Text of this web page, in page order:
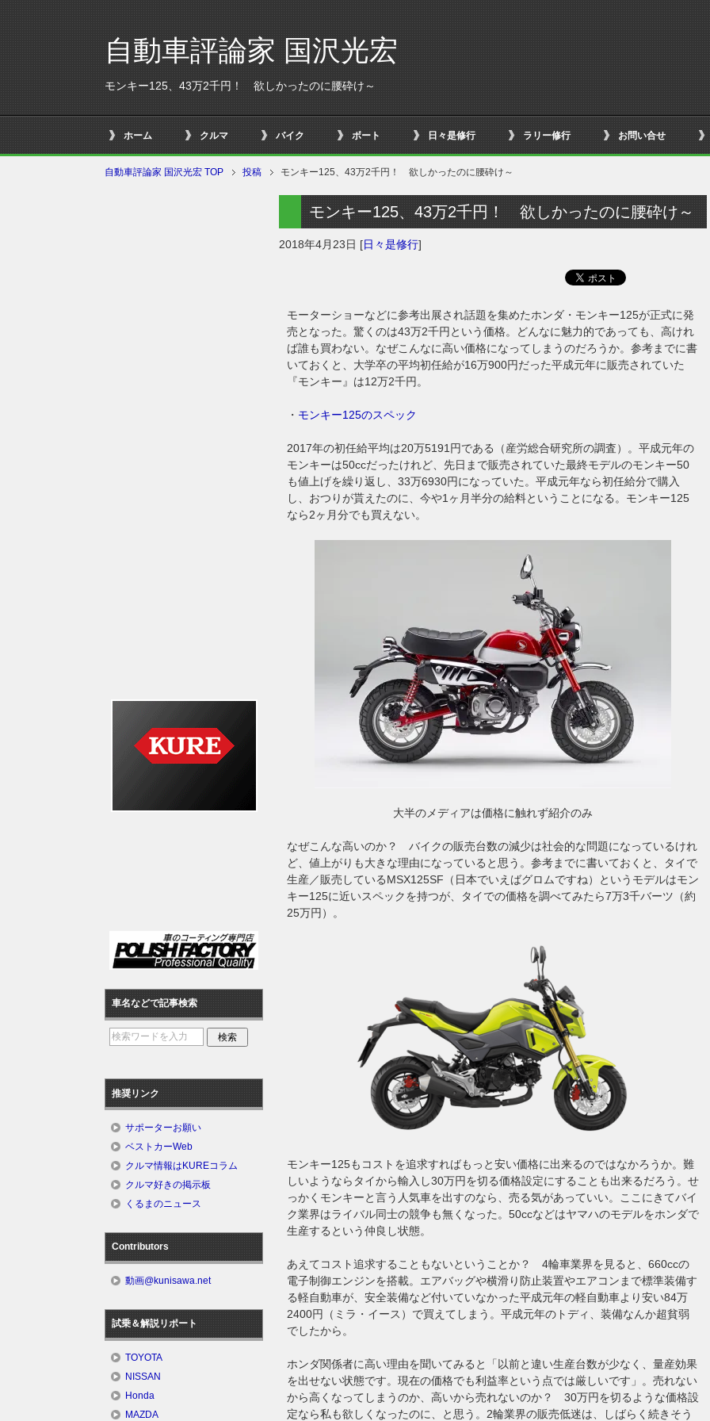
自動車評論家 国沢光宏
モンキー125、43万2千円！ 欲しかったのに腰砕け～
ホーム クルマ バイク ボート 日々是修行 ラリー修行 お問い合せ
自動車評論家 国沢光宏 TOP 投稿 モンキー125、43万2千円！ 欲しかったのに腰砕け～
モンキー125、43万2千円！ 欲しかったのに腰砕け～
2018年4月23日 [日々是修行]
モーターショーなどに参考出展され話題を集めたホンダ・モンキー125が正式に発
売となった。驚くのは43万2千円という価格。どんなに魅力的であっても、高けれ
ば誰も買わない。なぜこんなに高い価格になってしまうのだろうか。参考までに書
いておくと、大学卒の平均初任給が16万900円だった平成元年に販売されていた
『モンキー』は12万2千円。
・ モンキー125のスペック
2017年の初任給平均は20万5191円である（産労総合研究所の調査）。平成元年の
モンキーは50ccだったけれど、先日まで販売されていた最終モデルのモンキー50
も値上げを繰り返し、33万6930円になっていた。平成元年なら初任給分で購入
し、おつりが貰えたのに、今や1ヶ月半分の給料ということになる。モンキー125
なら2ヶ月分でも買えない。
大半のメディアは価格に触れず紹介のみ
なぜこんな高いのか？ バイクの販売台数の減少は社会的な問題になっているけれ
ど、値上がりも大きな理由になっていると思う。参考までに書いておくと、タイで
生産／販売しているMSX125SF（日本でいえばグロムですね）というモデルはモン
キー125に近いスペックを持つが、タイでの価格を調べてみたら7万3千バーツ（約
25万円）。
モンキー125もコストを追求すればもっと安い価格に出来るのではなかろうか。難
しいようならタイから輸入し30万円を切る価格設定にすることも出来るだろう。せ
っかくモンキーと言う人気車を出すのなら、売る気があっていい。ここにきてバイ
ク業界はライバル同士の競争も無くなった。50ccなどはヤマハのモデルをホンダで
生産するという仲良し状態。
あえてコスト追求することもないということか？ 4輪車業界を見ると、660ccの
電子制御エンジンを搭載。エアバッグや横滑り防止装置やエアコンまで標準装備す
る軽自動車が、安全装備など付いていなかった平成元年の軽自動車より安い84万
2400円（ミラ・イース）で買えてしまう。平成元年のトディ、装備なんか超貧弱
でしたから。
ホンダ関係者に高い理由を聞いてみると「以前と違い生産台数が少なく、量産効果
を出せない状態です。現在の価格でも利益率という点では厳しいです」。売れない
から高くなってしまうのか、高いから売れないのか？ 30万円を切るような価格設
定なら私も欲しくなったのに、と思う。2輪業界の販売低迷は、しばらく続きそう
車名などで記事検索
推奨リンク
サポーターお願い
ベストカーWeb
クルマ情報はKUREコラム
クルマ好きの掲示板
くるまのニュース
Contributors
動画@kunisawa.net
試乗＆解説リポート
TOYOTA
NISSAN
Honda
MAZDA